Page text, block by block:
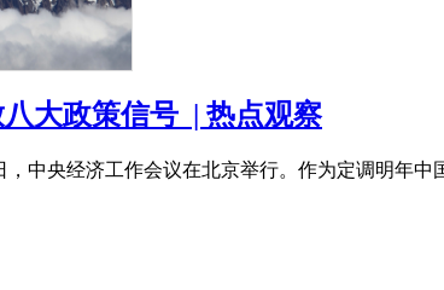
1 2 3 4 5 6
大政策信号 ​ | 热点观察
，中央经济工作会议在北京举行。作为定调明